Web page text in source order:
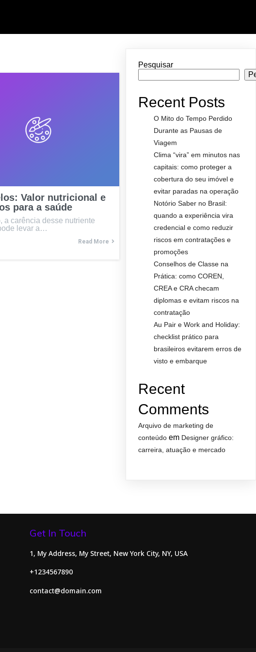
Valor nutricional e
para a saúde
a carência desse nutriente
levar a…
Read More
Pesquisar
Recent Posts
O Mito do Tempo Perdido
Durante as Pausas de
Viagem
Clima “vira” em minutos nas
capitais: como proteger a
cobertura do seu imóvel e
evitar paradas na operação
Notório Saber no Brasil:
quando a experiência vira
credencial e como reduzir
riscos em contratações e
promoções
Conselhos de Classe na
Prática: como COREN,
CREA e CRA checam
diplomas e evitam riscos na
contratação
Au Pair e Work and Holiday:
checklist prático para
brasileiros evitarem erros de
visto e embarque
Recent
Comments
Arquivo de marketing de
conteúdo em Designer gráfico:
carreira, atuação e mercado
Get In Touch
1, My Address, My Street, New York City, NY, USA
+1234567890
contact@domain.com